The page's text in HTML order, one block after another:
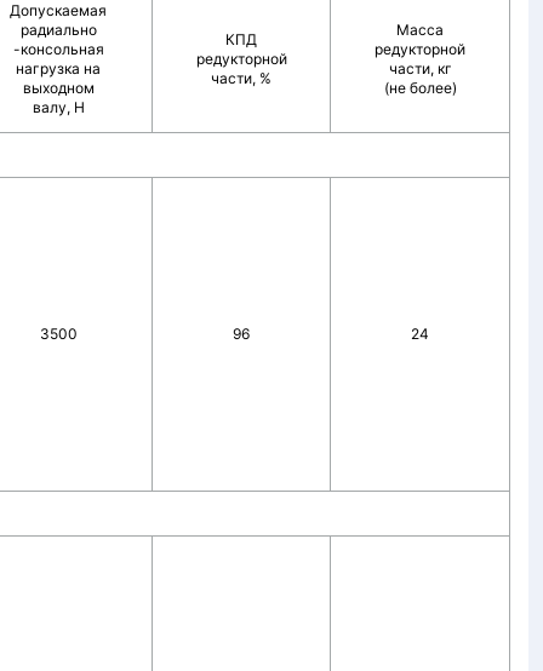
Допускаемая
радиально
-консольная
нагрузка на
выходном
валу, Н
КПД
редукторной
части, %
Масса
редукторной
части, кг
(не более)
3500 96 24